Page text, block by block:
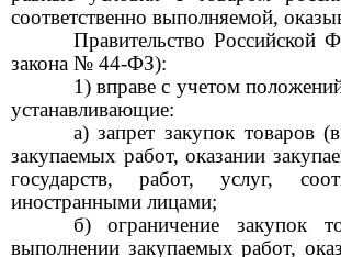
соответственно выполняемой,
Правительство Российской
закона № 44-ФЗ):
1) вправе с учетом
устанавливающие:
а) запрет закупок товаров
закупаемых работ, оказании
государств, работ, услуг,
иностранными лицами;
б) ограничение закупок
выполнении закупаемых работ,